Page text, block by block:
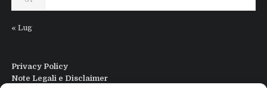
« Lug
Privacy Policy
Note Legali e Disclaimer